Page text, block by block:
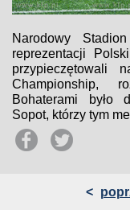
Narodowy
reprezentacji
przypieczętowali
Championship,
Bohaterami było
Sopot, którzy tym
<